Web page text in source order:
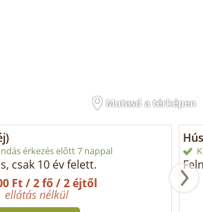
Mutasd a térképen
érkezés előtt 7 nappal
csak 10 év felett.
Ft / 2 fő / 2 éjtől
ellátás nélkül